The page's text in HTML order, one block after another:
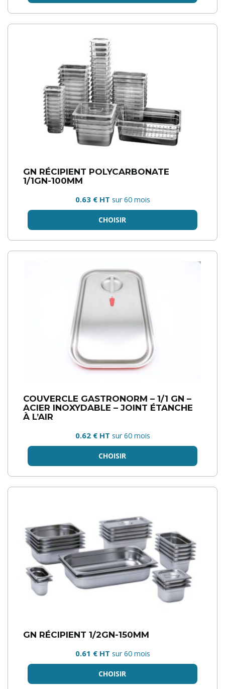
GN RÉCIPIENT POLYCARBONATE
1/1GN-100MM
0.63 € HT sur 60 mois
CHOISIR
COUVERCLE GASTRONORM – 1/1 GN –
ACIER INOXYDABLE – JOINT ÉTANCHE
À L’AIR
0.62 € HT sur 60 mois
CHOISIR
GN RÉCIPIENT 1/2GN-150MM
0.61 € HT sur 60 mois
CHOISIR